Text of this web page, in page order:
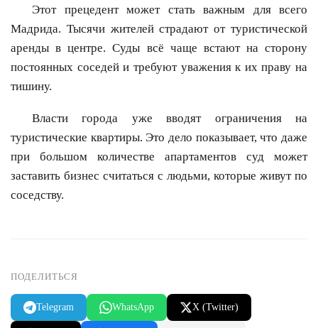
Этот прецедент может стать важным для всего
Мадрида. Тысячи жителей страдают от туристической
аренды в центре. Суды всё чаще встают на сторону
постоянных соседей и требуют уважения к их праву на
тишину.
Власти города уже вводят ограничения на
туристические квартиры. Это дело показывает, что даже
при большом количестве апартаментов суд может
заставить бизнес считаться с людьми, которые живут по
соседству.
ПОДЕЛИТЬСЯ
Telegram WhatsApp X (Twitter)